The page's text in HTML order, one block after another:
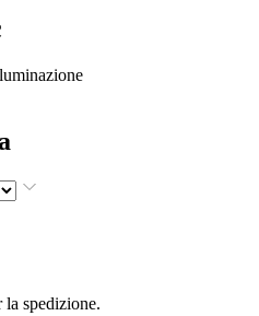
spedizione.